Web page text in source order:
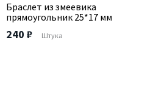
Браслет из змеевика
прямоугольник 25*17 мм
240 ₽ Штука